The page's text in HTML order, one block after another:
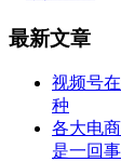
最新文章
视频号
种
各大电
是一回事